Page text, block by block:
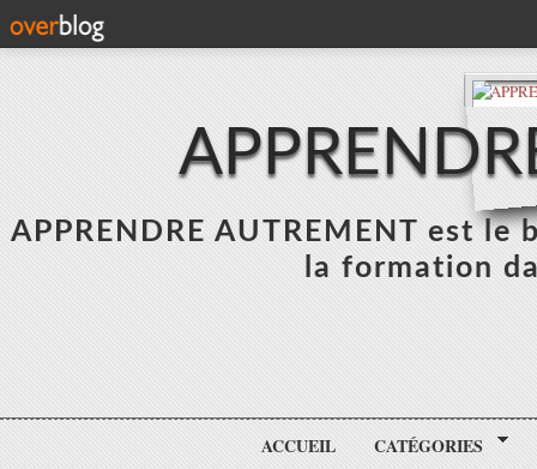
APPRENDRE AUTREMENT est
la formation
ACCUEIL CATÉGORIES